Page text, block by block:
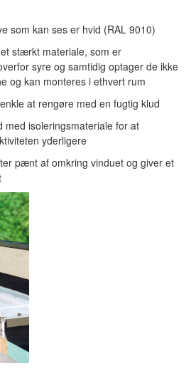
som kan ses er hvid (RAL 9010)
stærkt materiale, som er
syre og samtidig optager de ikke
og kan monteres i ethvert rum
at rengøre med en fugtig klud
med isoleringsmateriale for at
yderligere
pænt af omkring vinduet og giver et